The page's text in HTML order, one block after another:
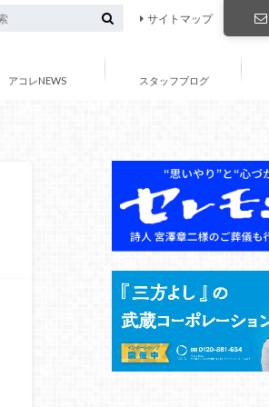
サイトマップ
アコレNEWS スタッフブログ